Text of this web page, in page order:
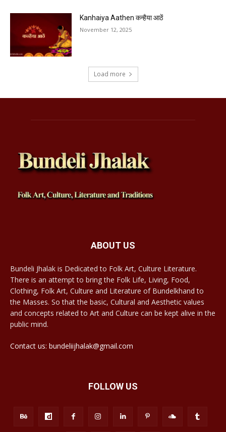
Kanhaiya Aathen कन्हैया आठें
November 12, 2025
Load more
ABOUT US
Bundeli Jhalak is Dedicated to Folk Art, Culture Literature.
There is an attempt to bring the Folk Life, Living, Food,
Clothing, Folk Art, Culture and Literature of Bundelkhand to
the Masses. So that the basic, Cultural and Aesthetic values
and concepts related to Art and Culture can be kept alive in the
public mind.
Contact us: bundeliijhalak@gmail.com
FOLLOW US